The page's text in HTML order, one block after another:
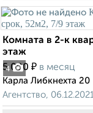
4
Комната в 2-к
этаж
5 000 ₽ в месяц
Карла Либкнехта 20
Агентство,